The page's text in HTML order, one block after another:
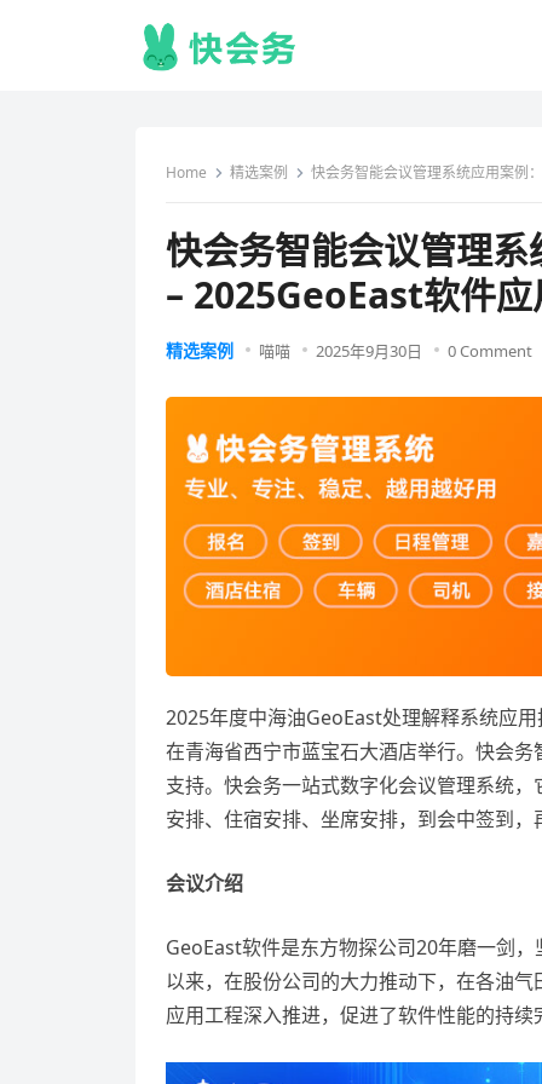
Home 精选案例 快会务智能会议管理系统应用案例
快会务智能会议管理
– 2025GeoEast软件
精选案例 喵喵 2025年9月30日 0 Comment
2025年度中海油GeoEast处理解释系统应
在青海省西宁市蓝宝石大酒店举行。快会
支持。快会务一站式数字化会议管理系统
安排、住宿安排、坐席安排，到会中签到
会议介绍
GeoEast软件是东方物探公司20年磨一剑
以来，在股份公司的大力推动下，在各油气
应用工程深入推进，促进了软件性能的持